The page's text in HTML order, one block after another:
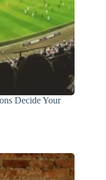
Decide Your